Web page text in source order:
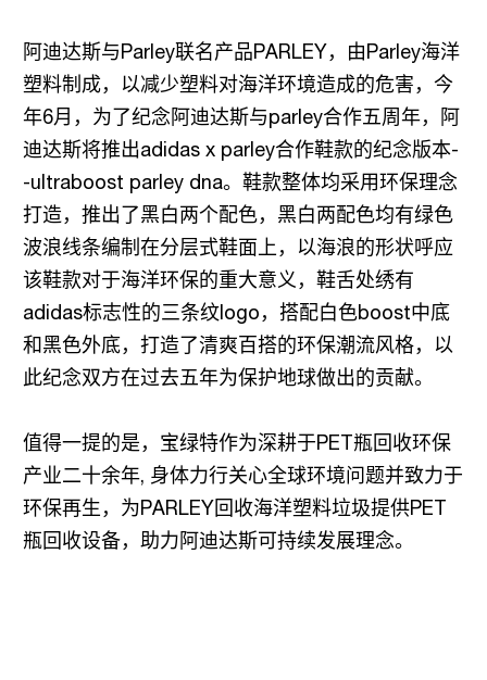
阿迪达斯与Parley联名产品PARLEY，由Parley海洋
塑料制成，以减少塑料对海洋环境造成的危害，今
年6月，为了纪念阿迪达斯与parley合作五周年，阿
迪达斯将推出adidas x parley合作鞋款的纪念版本-
-ultraboost parley dna。鞋款整体均采用环保理念
打造，推出了黑白两个配色，黑白两配色均有绿色
波浪线条编制在分层式鞋面上，以海浪的形状呼应
该鞋款对于海洋环保的重大意义，鞋舌处绣有
adidas标志性的三条纹logo，搭配白色boost中底
和黑色外底，打造了清爽百搭的环保潮流风格，以
此纪念双方在过去五年为保护地球做出的贡献。
值得一提的是，宝绿特作为深耕于PET瓶回收环保
产业二十余年, 身体力行关心全球环境问题并致力于
环保再生，为PARLEY回收海洋塑料垃圾提供PET
瓶回收设备，助力阿迪达斯可持续发展理念。